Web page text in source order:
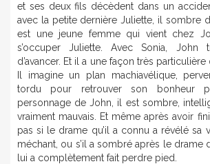
et ses deux fils décèdent dans un
avec la petite dernière Juliette, il sombre
est une jeune femme qui vient chez
s’occuper Juliette. Avec Sonia, John
d’avancer. Et il a une façon très
Il imagine un plan machiavélique,
tordu pour retrouver son bonheur
personnage de John, il est sombre,
vraiment mauvais. Et même après avoir
pas si le drame qu’il a connu a révélé sa
méchant, ou s’il a sombré après le drame
lui a complètement fait perdre pied.